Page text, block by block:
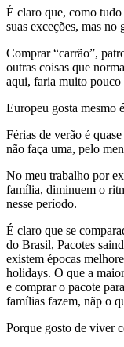
É claro que, como
suas exceções, mas no
Comprar “carrão”,
outras coisas que
aqui, faria muito pouco
Europeu gosta mesmo
Férias de verão é
não faça uma, pelo
No meu trabalho por
família, diminuem o
nesse período.
É claro que se
do Brasil, Pacotes
existem épocas
holidays. O que a
e comprar o pacote
famílias fazem, nãp o
Porque gosto de viver